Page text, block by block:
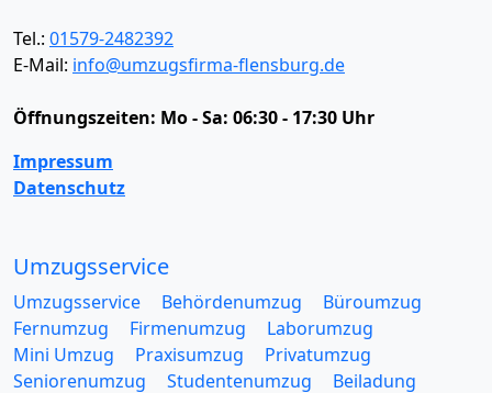
Tel.: 01579-2482392
E-Mail: info@umzugsfirma-flensburg.de
Öffnungszeiten: Mo - Sa: 06:30 - 17:30 Uhr
Impressum
Datenschutz
Umzugsservice
Umzugsservice Behördenumzug
Büroumzug
Fernumzug
Firmenumzug
Laborumzug
Mini Umzug
Praxisumzug
Privatumzug
Seniorenumzug
Studentenumzug
Beiladung